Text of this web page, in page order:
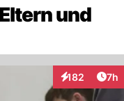
und
182
Interaktionen
7h